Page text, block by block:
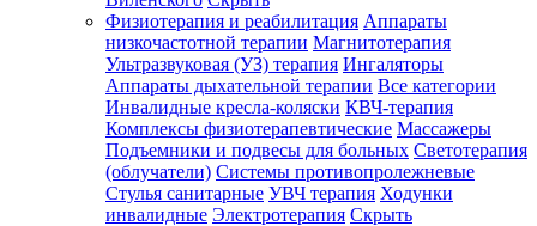
Физиотерапия и реабилитация Аппараты
низкочастотной терапии Магнитотерапия
Ультразвуковая (УЗ) терапия Ингаляторы
Аппараты дыхательной терапии Все категории
Инвалидные кресла-коляски КВЧ-терапия
Комплексы физиотерапевтические Массажеры
Подъемники и подвесы для больных Светотерапия
(облучатели) Системы противопролежневые
Стулья санитарные УВЧ терапия Ходунки
инвалидные Электротерапия Скрыть